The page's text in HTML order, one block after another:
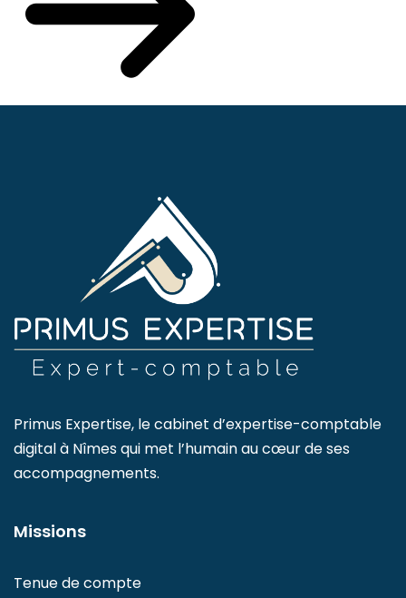
Primus Expertise, le cabinet d’expertise-comptable
digital à Nîmes qui met l’humain au cœur de ses
accompagnements.
Missions
Tenue de compte